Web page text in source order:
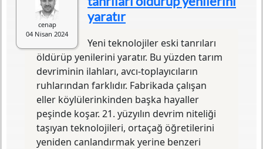
Yazılış Tarihi
2016
ISBN
9786055029630
Baskı Sayısı
Basım Yeri
İstanbul
Yayın Evi
Kolektif Kitap
Editörü
Öykü Özçinik
Mütercimi
Poyzan Nur Taneli
Orijinal Adı
Homo Deus: A Brief History of
Tomorrow
Hayvanlardan Tanrılara Sapiens kitabıyla
insan türünün dünyaya nasıl egemen
cenap
04 Nisan 2024
yaratır
Yeni teknolojiler eski tanrıları
öldürüp yenilerini yaratır. Bu yüzden tarım
devriminin ilahları, avcı-toplayıcıların
ruhlarından farklıdır. Fabrikada çalışan
eller köylülerinkinden başka hayaller
peşinde koşar. 21. yüzyılın devrim niteliği
taşıyan teknolojileri, ortaçağ öğretilerini
yeniden canlandırmak yerine benzeri